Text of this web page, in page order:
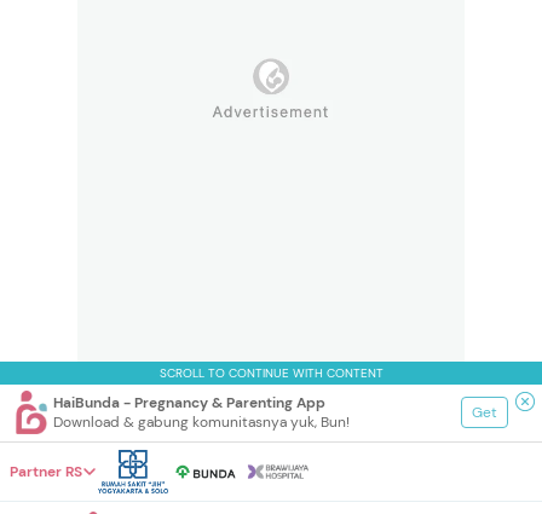
SCROLL TO CONTINUE WITH CONTENT
HaiBunda - Pregnancy & Parenting App
Download & gabung komunitasnya yuk, Bun!
Get
Partner RS